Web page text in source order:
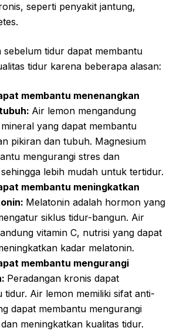
seperti penyakit jantung,
sebelum tidur dapat membantu
tidur karena beberapa alasan:
membantu menenangkan
Air lemon mengandung
yang dapat membantu
pikiran dan tubuh. Magnesium
mengurangi stres dan
lebih mudah untuk tertidur.
membantu meningkatkan
Melatonin adalah hormon yang
siklus tidur-bangun. Air
vitamin C, nutrisi yang dapat
kadar melatonin.
membantu mengurangi
Peradangan kronis dapat
tidur. Air lemon memiliki sifat anti-
dapat membantu mengurangi
meningkatkan kualitas tidur.